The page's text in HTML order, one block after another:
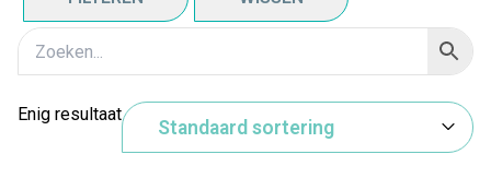
Enig resultaat